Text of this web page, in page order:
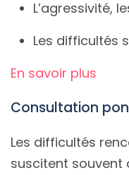
L’agressivité,
Les difficultés
En savoir plus
Consultation
Les difficultés
suscitent souvent